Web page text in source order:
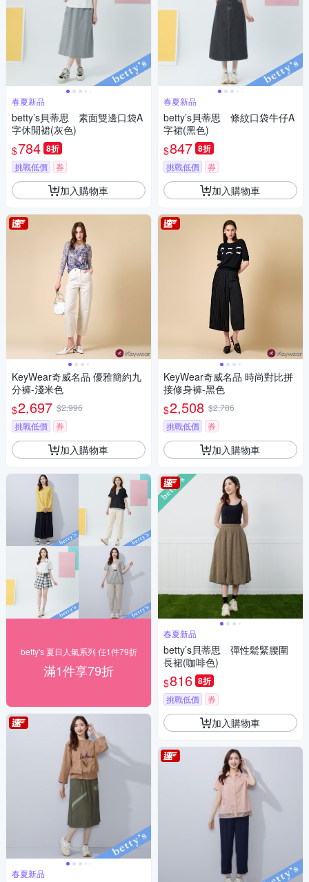
春夏新品
betty’s貝蒂思 素面雙邊口袋A
字休閒裙(灰色)
$784 8折
挑戰低價 券
加入購物車
KeyWear奇威名品 優雅簡約九
分褲-淺米色
$2,697 $2,996
挑戰低價
券
加入購物車
betty's 夏日人氣系列 任1件79折
滿1件享79折
春夏新品
春夏新品
betty’s貝蒂思 條紋口袋牛仔A
字裙(黑色)
$847 8折
挑戰低價 券
加入購物車
KeyWear奇威名品 時尚對比拼
接修身褲-黑色
$2,508 $2,786
挑戰低價
券
加入購物車
春夏新品
betty’s貝蒂思 彈性鬆緊腰圍
長裙(咖啡色)
$816 8折
挑戰低價 券
加入購物車